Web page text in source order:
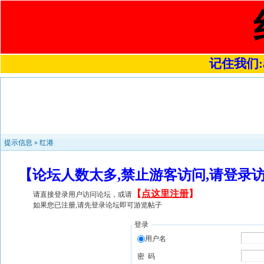
记住我们
提示信息 » 红港
【论坛人数太多,禁止游客访问,请登
请直接登录用户访问论坛，或请 【 点这里注册】
如果您已注册,请先登录论坛即可游览帖子
登录
用户名
密 码